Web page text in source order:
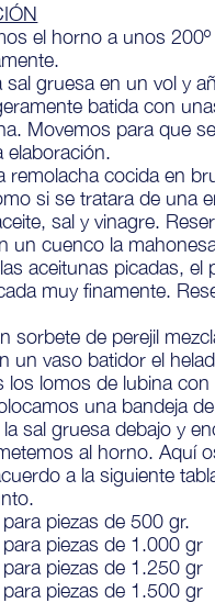
el horno a unos 200º
sal gruesa en un vol y
batida con
Movemos para que
elaboración.
remolacha cocida en
si se tratara de una
sal y vinagre.
un cuenco la
aceitunas picadas, el
muy finamente.
sorbete de perejil
un vaso batidor el
los lomos de lubina con
una bandeja
sal gruesa debajo y
al horno. Aquí
a la siguiente
piezas de 500 gr.
piezas de 1.000 gr
piezas de 1.250 gr
piezas de 1.500 gr